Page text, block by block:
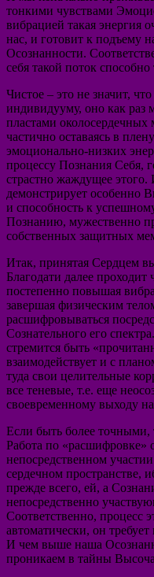
тонкими чувствами
вибрацией такая энергия
нас, и готовит к подъему
Осознанности.
себя такой поток
Чистое – это не значит,
индивидууму, оно как
пластами
частично оставаясь в
эмоционально-низких
процессу Познания Себя,
страстно жаждущее
демонстрирует особенно
и способность к
Познанию, мужественно
собственных защитных
Итак, принятая Сердцем
Благодати далее проходит
постепенно повышая
завершая физическим
расшифровываться
Сознательного его
стремится быть
взаимодействует и с
туда свои целительные
все теневые, т.е. еще
своевременному выходу
Если быть более точными,
Работа по «расшифровке»
непосредственном
сердечном пространстве,
прежде всего, ей, а
непосредственно
Соответственно, процесс
автоматически, он
И чем выше наша
проникаем в тайны